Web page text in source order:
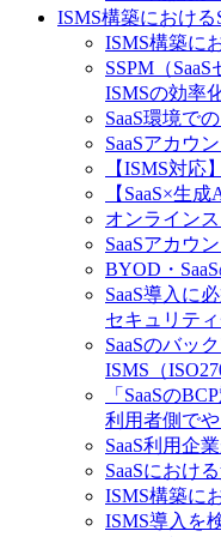
ISMS構築における
ISMS構築に
SSPM（
ISMSの効率
SaaS環境で
SaaSアカウ
【ISMS対応
【SaaS×生
オンライン
SaaSアカウ
BYOD・
SaaS導入に必
セキュリテ
SaaSのバッ
ISMS（
「SaaSの
利用者側で
SaaS利用企
SaaSにおけ
ISMS構築に
ISMS導入を